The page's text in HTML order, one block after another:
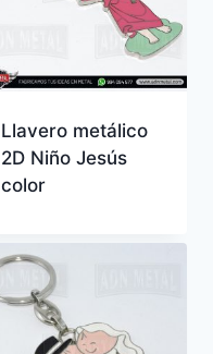
Llavero metálico
2D Niño Jesús
color